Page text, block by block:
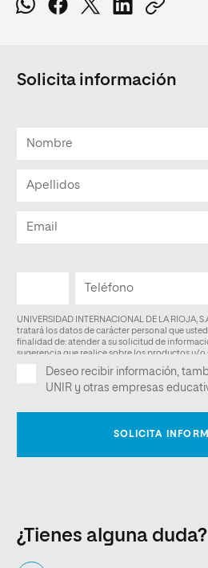
Solicita información
¿Tienes alguna duda?